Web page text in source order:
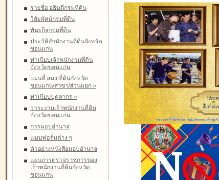
รายชื่อ อธิบดีกรมที่ดิน
วิสัยทัศน์กรมที่ดิน
พันธกิจกรมที่ดิน
ประวัติสำนักงานที่ดินจังหวัด
ขอนแก่น
ทำเนียบเจ้าพนักงานที่ดิน
จังหวัดขอนแก่น
แผนที่ สนง.ที่ดินจังหวัด
ขอนแก่น/สาขา/ส่วนแยก »
ทำเนียบบุคลากร »
วาระงานเจ้าพนักงานที่ดิน
จังหวัดขอนแก่น
การมอบอำนาจ
แบบฟอร์มต่าง ๆ
ตัวอย่างหนังสือมอบอำนาจ
แผนการตรวจราชการของ
เจ้าพนักงานที่ดินจังหวัด
ขอนแก่น